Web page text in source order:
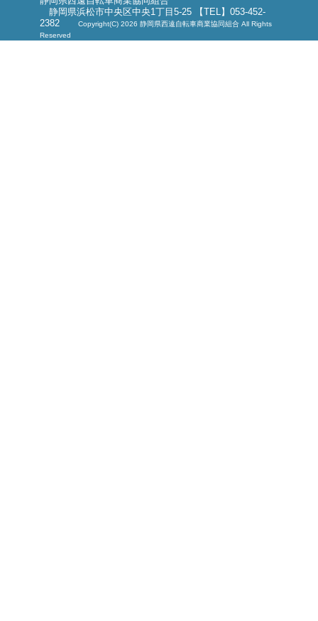
静岡県浜松市中央区中央1丁目5-25 【TEL】053-452-
2382
Copyright(C) 2026 静岡県西遠自転車商業協同組合 All Rights
Reserved